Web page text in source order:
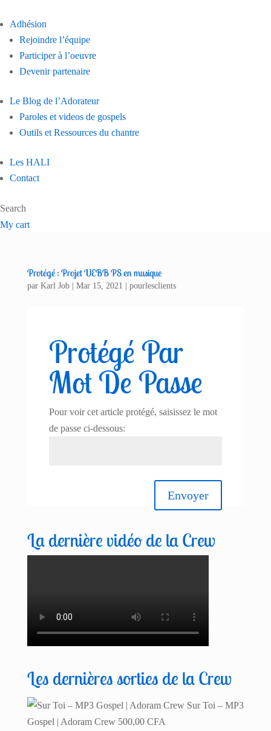
Adhésion
Rejoindre l’équipe
Participer à l’oeuvre
Devenir partenaire
Le Blog de l’Adorateur
Paroles et videos de gospels
Outils et Ressources du chantre
Les HALI
Contact
Search
My cart
Protégé : Projet UEBB PS en musique
par Karl Job| Mar 15, 2021 pourlesclients
Protégé Par
Mot De Passe
Pour voir cet article protégé, saisissez le mot
de passe ci-dessous:
Envoyer
La dernière vidéo de la Crew
Les dernières sorties de la Crew
Sur Toi – MP3
Gospel | Adoram Crew 500,00 CFA